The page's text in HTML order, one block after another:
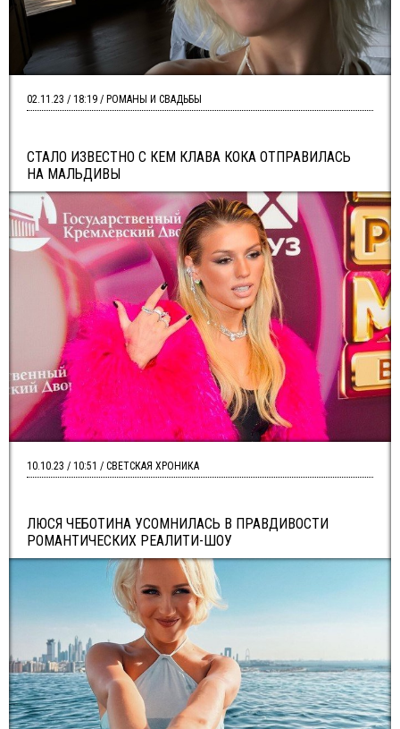
СТАЛО ИЗВЕСТНО С КЕМ КЛАВА КОКА ОТПРАВИЛАСЬ
НА МАЛЬДИВЫ
02.11.23 / 18:19 / РОМАНЫ И СВАДЬБЫ
ЛЮСЯ ЧЕБОТИНА УСОМНИЛАСЬ В ПРАВДИВОСТИ
РОМАНТИЧЕСКИХ РЕАЛИТИ-ШОУ
10.10.23 / 10:51 / СВЕТСКАЯ ХРОНИКА